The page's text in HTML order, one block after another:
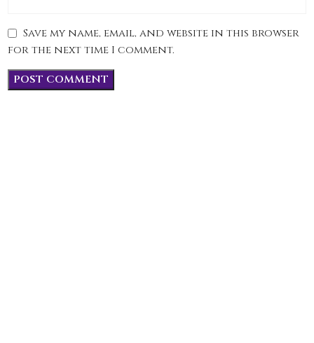
Save my name, email, and website in this browser
for the next time I comment.